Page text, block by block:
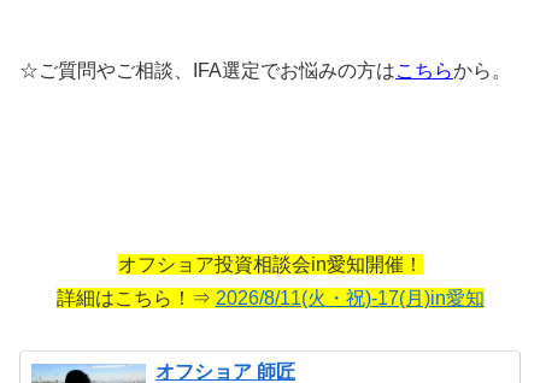
☆ご質問やご相談、IFA選定でお悩みの方はこちらから。
オフショア投資相談会in愛知開催！
詳細はこちら！⇒ 2026/8/11(火・祝)-17(月)in愛知
オフショア 師匠